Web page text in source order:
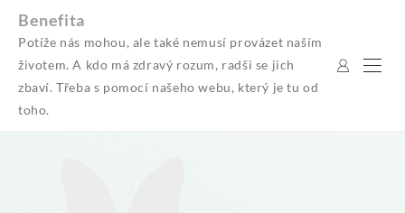
Benefita
Potíže nás mohou, ale také nemusí provázet naším
životem. A kdo má zdravý rozum, radši se jich
zbaví. Třeba s pomocí našeho webu, který je tu od
toho.